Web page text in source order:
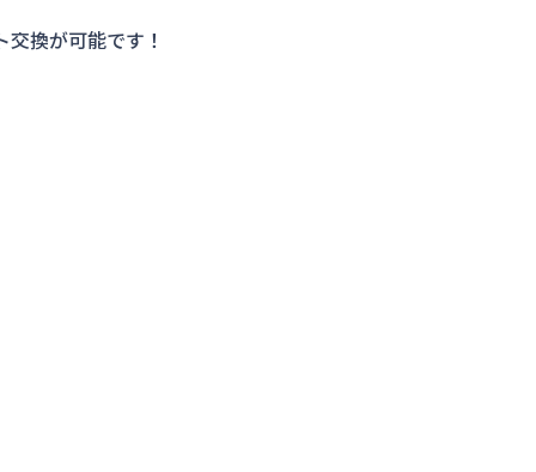
換が可能です！